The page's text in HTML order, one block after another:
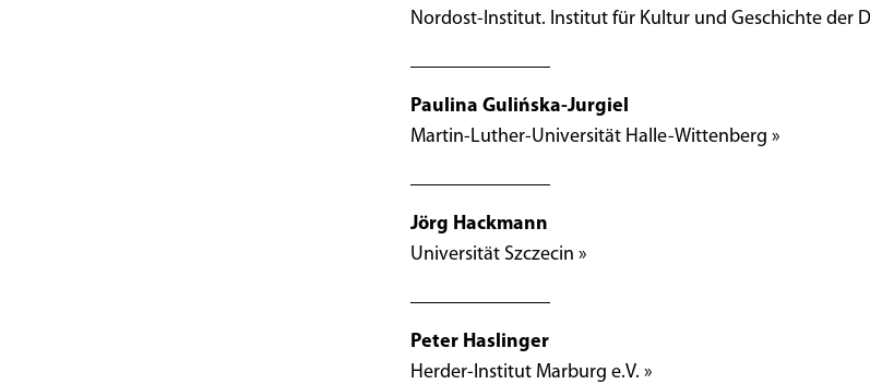
Nordost-Institut. Institut für Kultur und Geschichte der
Paulina Gulińska-Jurgiel
Martin-Luther-Universität Halle-Wittenberg »
Jörg Hackmann
Universität Szczecin »
Peter Haslinger
Herder-Institut Marburg e.V. »